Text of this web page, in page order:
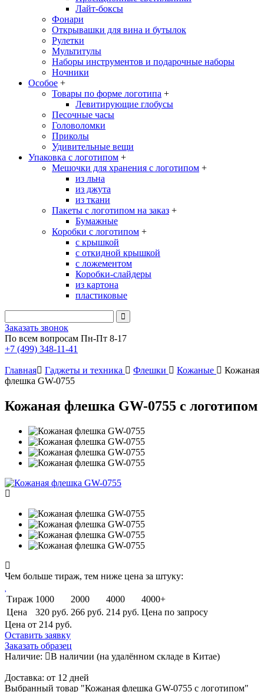
Лайт-боксы
Фонари
Открывашки для вина и бутылок
Рулетки
Мультитулы
Наборы инструментов и подарочные наборы
Ночники
Особое +
Товары по форме логотипа +
Левитирующие глобусы
Песочные часы
Головоломки
Приколы
Удивительные вещи
Упаковка с логотипом +
Мешочки для хранения с логотипом +
из льна
из джута
из ткани
Пакеты с логотипом на заказ +
Бумажные
Коробки с логотипом +
с крышкой
с откидной крышкой
с ложементом
Коробки-слайдеры
из картона
пластиковые
Заказать звонок
По всем вопросам Пн-Пт 8-17
+7 (499) 348-11-41
Главная Гаджеты и техника Флешки Кожаные
Кожаная
флешка GW-0755
Кожаная флешка GW-0755 с логотипом
Чем больше тираж, тем ниже цена за штуку:
Тираж 1000 2000 4000
4000+
Цена
320 руб. 266 руб. 214 руб. Цена по запросу
Цена от 214 руб.
Оставить заявку
Заказать образец
Наличие:
В наличии (на удалённом складе в Китае)
Доставка: от 12 дней
Выбранный товар "Кожаная флешка GW-0755 с логотипом"